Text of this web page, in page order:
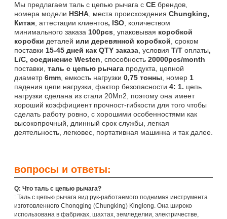
Мы предлагаем таль с цепью рычага с CE брендов,
номера модели HSHA , места происхождения Chungking,
Китая , аттестации клиентов, ISO , количеством
минимального заказа 100pcs , упаковывая коробкой
коробки деталей или деревянной коробкой , сроком
поставки 15-45 дней как QTY заказа , условия T/T оплаты,
L/C, соединение Westen , способность 20000pcs/month
поставки, таль с цепью рычага продукта, цепной
диаметр 6mm , емкость нагрузки 0,75 тонны , номер 1
падения цепи нагрузки, фактор безопасности 4: 1. цепь
нагрузки сделана из стали 20Mn2, поэтому она имеет
хороший коэффициент прочност-гибкости для того чтобы
сделать работу ровно, с хорошими особенностями как
высокопрочный, длинный срок службы, легкая
деятельность, легковес, портативная машинка и так далее.
вопросы и ответы:
Q: Что таль с цепью рычага?
: Таль с цепью рычага вид рук-работаемого поднимая инструмента
изготовленного Chonqging (Chungking) Kinglong. Она широко
использована в фабриках, шахтах, земледелии, электричестве,